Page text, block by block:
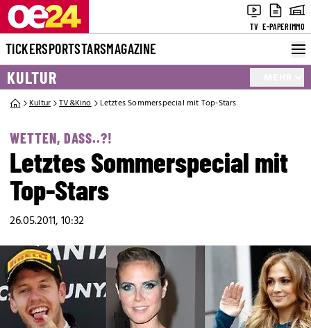
TV E-PAPERIMMO
TICKERSPORTSTARSMAGAZINE
KULTUR
Kultur TV&Kino Letztes Sommerspecial mit Top-Stars
WETTEN, DASS..?!
Letztes Sommerspecial mit
Top-Stars
26.05.2011, 10:32